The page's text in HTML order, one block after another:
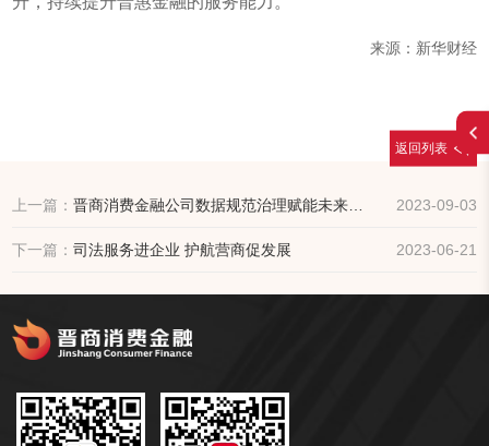
来源：新华财经
上一篇： 2023-09-03
下一篇：司法服务进企业 护航营商促发展 2023-06-21
返回列表